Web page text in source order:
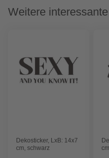
Weitere
Dekosticker, LxB: 14x7
cm, schwarz